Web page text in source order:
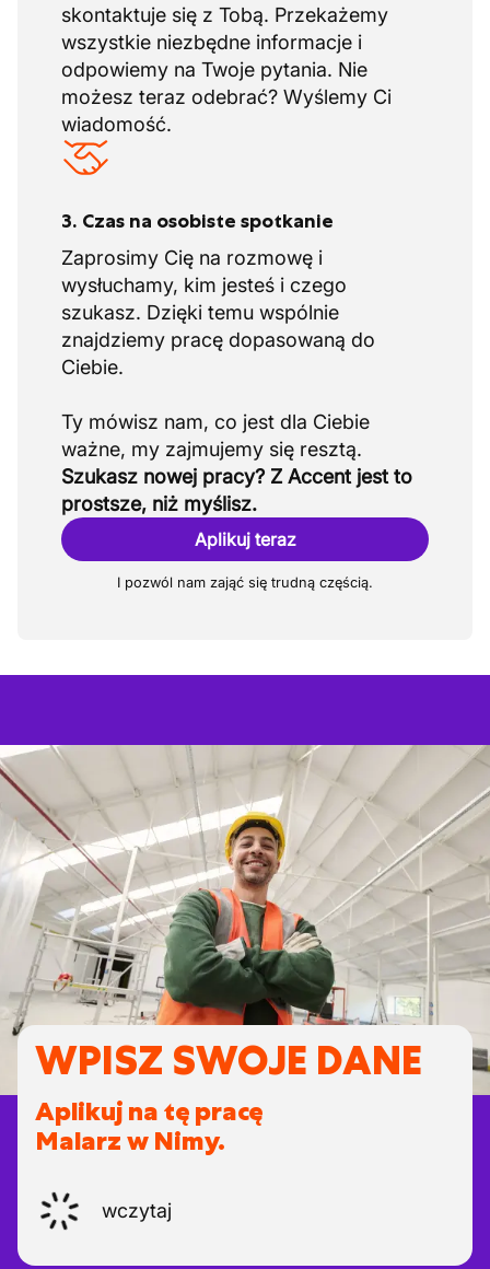
skontaktuje się z Tobą. Przekażemy
wszystkie niezbędne informacje i
odpowiemy na Twoje pytania. Nie
możesz teraz odebrać? Wyślemy Ci
wiadomość.
3. Czas na osobiste spotkanie
Zaprosimy Cię na rozmowę i
wysłuchamy, kim jesteś i czego
szukasz. Dzięki temu wspólnie
znajdziemy pracę dopasowaną do
Ciebie.
Ty mówisz nam, co jest dla Ciebie
Szukasz nowej pracy? Z Accent jest to
prostsze, niż myślisz.
Aplikuj teraz
I pozwól nam zająć się trudną częścią.
WPISZ SWOJE DANE
Aplikuj na tę pracę
Malarz w Nimy.
wczytaj